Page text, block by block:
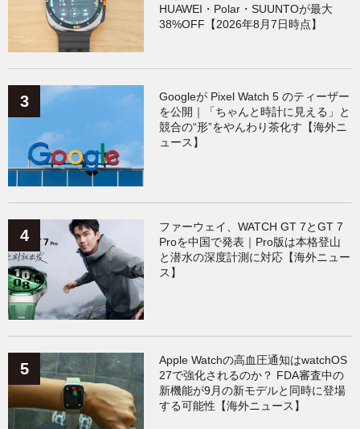
HUAWEI・Polar・SUUNTOが最大
38%OFF【2026年8月7日時点】
Googleが Pixel Watch 5 のティーザー
を公開｜「ちゃんと時計に見える」と
競合の“形”をやんわり茶化す【海外ニ
ュース】
ファーウェイ、WATCH GT 7とGT 7
Proを中国で発表｜Pro版は本格登山
と潜水の深度計測に対応【海外ニュー
ス】
Apple Watchの高血圧通知はwatchOS
27で強化されるのか？ FDA審査中の
新機能が9月の新モデルと同時に登場
する可能性【海外ニュース】